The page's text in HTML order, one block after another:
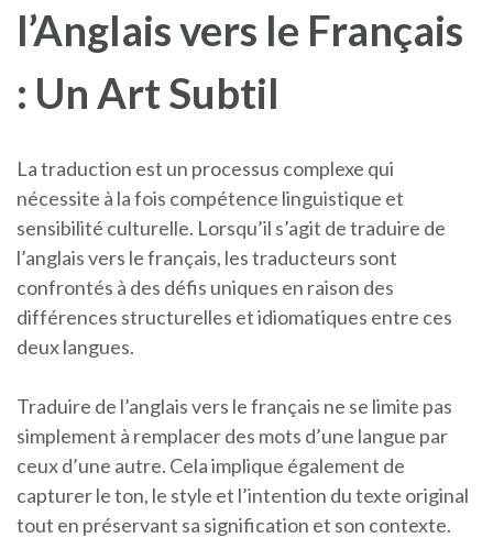
l’Anglais vers le Français
: Un Art Subtil
La traduction est un processus complexe qui
nécessite à la fois compétence linguistique et
sensibilité culturelle. Lorsqu’il s’agit de traduire de
l’anglais vers le français, les traducteurs sont
confrontés à des défis uniques en raison des
différences structurelles et idiomatiques entre ces
deux langues.
Traduire de l’anglais vers le français ne se limite pas
simplement à remplacer des mots d’une langue par
ceux d’une autre. Cela implique également de
capturer le ton, le style et l’intention du texte original
tout en préservant sa signification et son contexte.